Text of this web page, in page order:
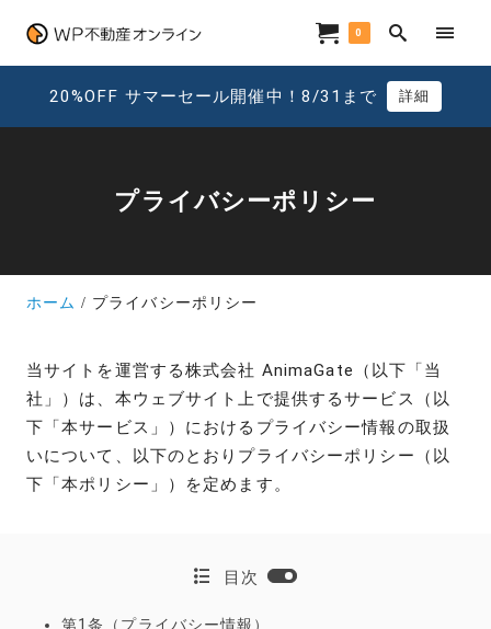
0
20%OFF サマーセール開催中！8/31まで 詳細
プライバシーポリシー
ホーム プライバシーポリシー
当サイトを運営する株式会社 AnimaGate（以下「当
社」）は、本ウェブサイト上で提供するサービス（以
下「本サービス」）におけるプライバシー情報の取扱
いについて、以下のとおりプライバシーポリシー（以
下「本ポリシー」）を定めます。
目次
第1条（プライバシー情報）